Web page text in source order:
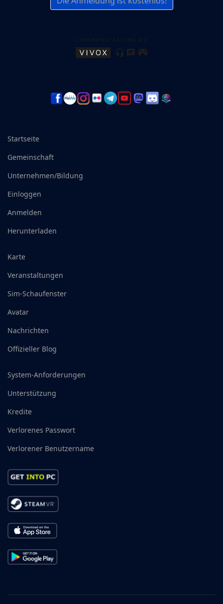
Startseite
Gemeinschaft
Unternehmen/Bildung
Einloggen
Anmelden
Herunterladen
Karte
Veranstaltungen
Sim-Schaufenster
Avatar
Nachrichten
Offizieller Blog
System-Anforderungen
Unterstützung
Kredite
Verlorenes Passwort
Verlorener Benutzername